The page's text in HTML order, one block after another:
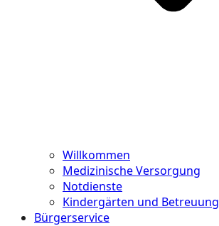
Willkommen
Medizinische Versorgung
Notdienste
Kindergärten und Betreuung
Bürgerservice